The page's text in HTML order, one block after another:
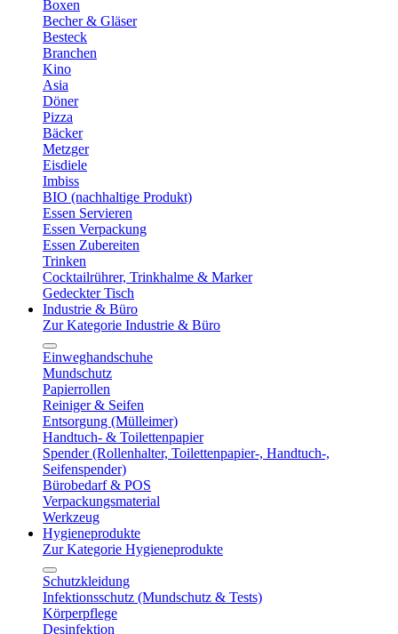
Boxen
Becher & Gläser
Besteck
Branchen
Kino
Asia
Döner
Pizza
Bäcker
Metzger
Eisdiele
Imbiss
BIO (nachhaltige Produkt)
Essen Servieren
Essen Verpackung
Essen Zubereiten
Trinken
Cocktailrührer, Trinkhalme & Marker
Gedeckter Tisch
Industrie & Büro
Zur Kategorie Industrie & Büro
Einweghandschuhe
Mundschutz
Papierrollen
Reiniger & Seifen
Entsorgung (Mülleimer)
Handtuch- & Toilettenpapier
Spender (Rollenhalter, Toilettenpapier-, Handtuch-,
Seifenspender)
Bürobedarf & POS
Verpackungsmaterial
Werkzeug
Hygieneprodukte
Zur Kategorie Hygieneprodukte
Schutzkleidung
Infektionsschutz (Mundschutz & Tests)
Körperpflege
Desinfektion